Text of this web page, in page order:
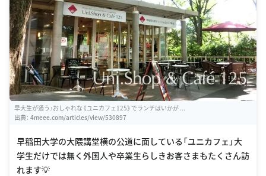
早大生が通う♪おしゃれな《ユニカフェ125》でランチはいかが ...
出典： 4meee.com/articles/view/530897
早稲田大学の大隈講堂横の公道に面している「ユニカフェ」大
学生だけでは無く外国人や卒業生らしきお客さまもたくさん訪
れます💡